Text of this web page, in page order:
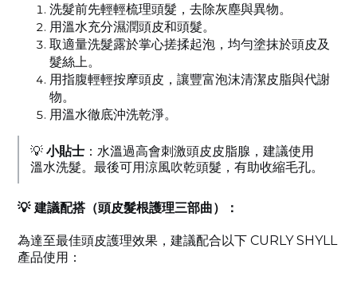
洗髮前先輕輕梳理頭髮，去除灰塵與異物。
用溫水充分濕潤頭皮和頭髮。
取適量洗髮露於掌心搓揉起泡，均勻塗抹於頭皮及
髮絲上。
用指腹輕輕按摩頭皮，讓豐富泡沫清潔皮脂與代謝
物。
用溫水徹底沖洗乾淨。
💡 小貼士：水溫過高會刺激頭皮皮脂腺，建議使用
溫水洗髮。最後可用涼風吹乾頭髮，有助收縮毛孔。
💡 建議配搭（頭皮髮根護理三部曲）：
為達至最佳頭皮護理效果，建議配合以下 CURLY SHYLL
產品使用：